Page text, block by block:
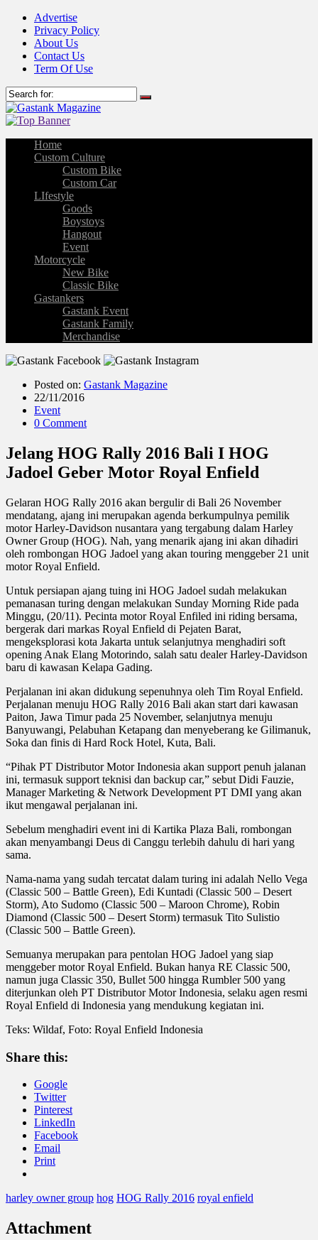
Advertise
Privacy Policy
About Us
Contact Us
Term Of Use
Home
Custom Culture
Custom Bike
Custom Car
LIfestyle
Goods
Boystoys
Hangout
Event
Motorcycle
New Bike
Classic Bike
Gastankers
Gastank Event
Gastank Family
Merchandise
Posted on: Gastank Magazine
22/11/2016
Event
0 Comment
Jelang HOG Rally 2016 Bali I HOG
Jadoel Geber Motor Royal Enfield
Gelaran HOG Rally 2016 akan bergulir di Bali 26 November
mendatang, ajang ini merupakan agenda berkumpulnya pemilik
motor Harley-Davidson nusantara yang tergabung dalam Harley
Owner Group (HOG). Nah, yang menarik ajang ini akan dihadiri
oleh rombongan HOG Jadoel yang akan touring menggeber 21 unit
motor Royal Enfield.
Untuk persiapan ajang tuing ini HOG Jadoel sudah melakukan
pemanasan turing dengan melakukan Sunday Morning Ride pada
Minggu, (20/11). Pecinta motor Royal Enfiled ini riding bersama,
bergerak dari markas Royal Enfield di Pejaten Barat,
mengeksplorasi kota Jakarta untuk selanjutnya menghadiri soft
opening Anak Elang Motorindo, salah satu dealer Harley-Davidson
baru di kawasan Kelapa Gading.
Perjalanan ini akan didukung sepenuhnya oleh Tim Royal Enfield.
Perjalanan menuju HOG Rally 2016 Bali akan start dari kawasan
Paiton, Jawa Timur pada 25 November, selanjutnya menuju
Banyuwangi, Pelabuhan Ketapang dan menyeberang ke Gilimanuk,
Soka dan finis di Hard Rock Hotel, Kuta, Bali.
“Pihak PT Distributor Motor Indonesia akan support penuh jalanan
ini, termasuk support teknisi dan backup car,” sebut Didi Fauzie,
Manager Marketing & Network Development PT DMI yang akan
ikut mengawal perjalanan ini.
Sebelum menghadiri event ini di Kartika Plaza Bali, rombongan
akan menyambangi Deus di Canggu terlebih dahulu di hari yang
sama.
Nama-nama yang sudah tercatat dalam turing ini adalah Nello Vega
(Classic 500 – Battle Green), Edi Kuntadi (Classic 500 – Desert
Storm), Ato Sudomo (Classic 500 – Maroon Chrome), Robin
Diamond (Classic 500 – Desert Storm) termasuk Tito Sulistio
(Classic 500 – Battle Green).
Semuanya merupakan para pentolan HOG Jadoel yang siap
menggeber motor Royal Enfield. Bukan hanya RE Classic 500,
namun juga Classic 350, Bullet 500 hingga Rumbler 500 yang
diterjunkan oleh PT Distributor Motor Indonesia, selaku agen resmi
Royal Enfield di Indonesia yang mendukung kegiatan ini.
Teks: Wildaf, Foto: Royal Enfield Indonesia
Share this:
Google
Twitter
Pinterest
LinkedIn
Facebook
Email
Print
harley owner group hog HOG Rally 2016 royal enfield
Attachment